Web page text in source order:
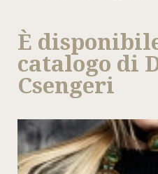
È
catalogo di
Csengeri